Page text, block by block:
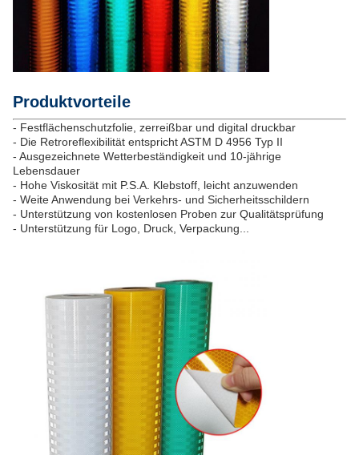
Produktvorteile
- Festflächenschutzfolie, zerreißbar und digital druckbar
- Die Retroreflexibilität entspricht ASTM D 4956 Typ II
- Ausgezeichnete Wetterbeständigkeit und 10-jährige
Lebensdauer
- Hohe Viskosität mit P.S.A. Klebstoff, leicht anzuwenden
- Weite Anwendung bei Verkehrs- und Sicherheitsschildern
- Unterstützung von kostenlosen Proben zur Qualitätsprüfung
- Unterstützung für Logo, Druck, Verpackung...